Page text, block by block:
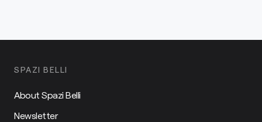
SPAZI BELLI
About Spazi Belli
Newsletter